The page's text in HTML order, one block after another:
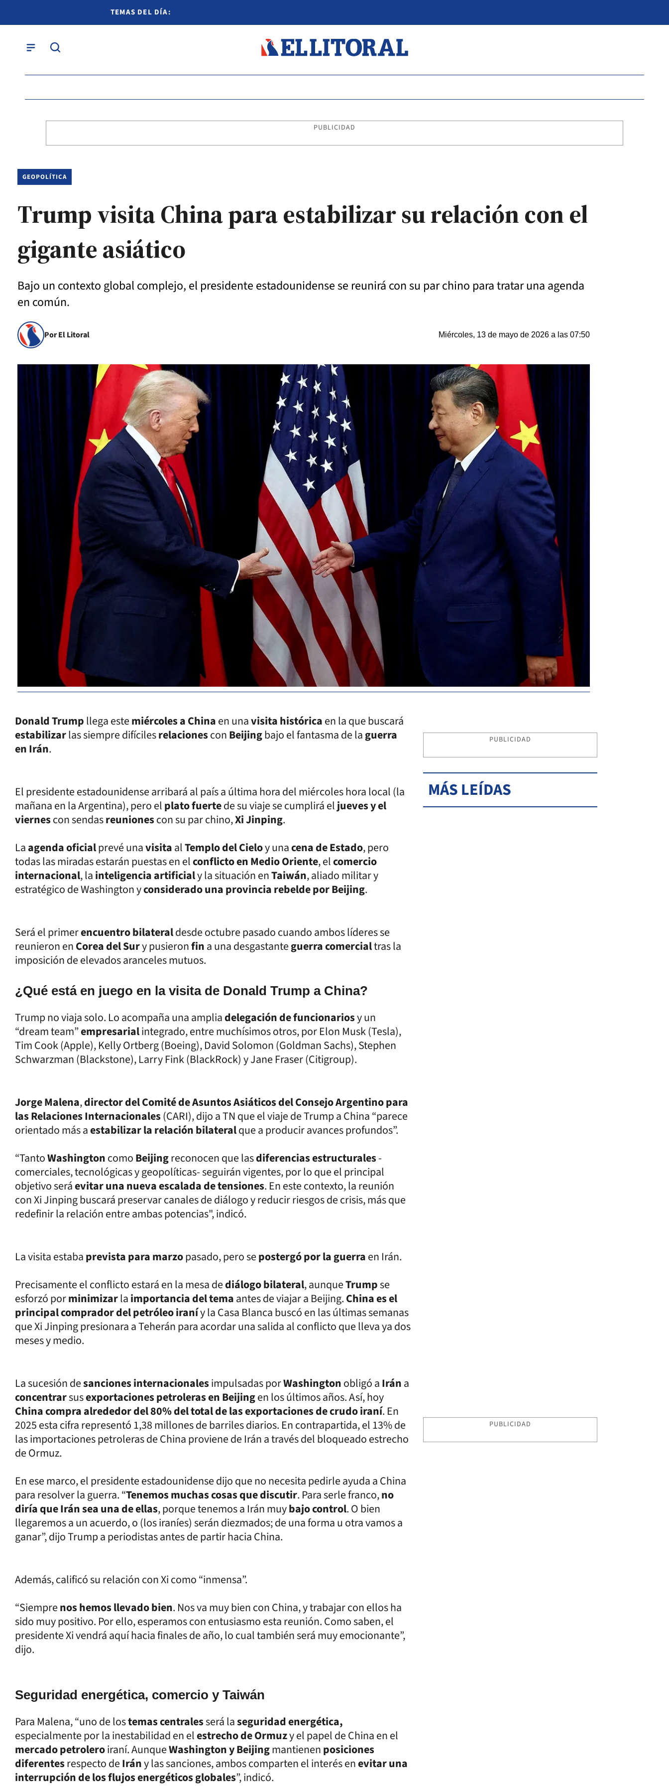
TEMAS DEL DÍA:
PUBLICIDAD
GEOPOLÍTICA
Trump visita China para estabilizar su relación con el
gigante asiático
Bajo un contexto global complejo, el presidente estadounidense se reunirá con su par chino para tratar una agenda
en común.
Por El Litoral Miércoles, 13 de mayo de 2026 a las 07:50
Donald Trumpllega estemiércoles a Chinaen unavisita históricaen la que buscará
estabilizarlas siempre difícilesrelacionesconBeijingbajo el fantasma de laguerra
en Irán.
El presidente estadounidense arribará al país a última hora del miércoles hora local (la
mañana en la Argentina), pero elplato fuertede su viaje se cumplirá eljueves y el
viernescon sendasreunionescon su par chino,Xi Jinping.
Laagenda oficialprevé unavisitaalTemplo del Cieloy unacena de Estado, pero
todas las miradas estarán puestas en elconflicto en Medio Oriente, elcomercio
internacional, lainteligencia artificialy la situación enTaiwán, aliado militar y
estratégico de Washington yconsiderado una provincia rebelde por Beijing.
Será el primerencuentro bilateraldesde octubre pasado cuando ambos líderes se
reunieron enCorea del Sury pusieronfina una desgastanteguerra comercialtras la
imposición de elevados aranceles mutuos.
¿Qué está en juego en la visita de Donald Trump a China?
Trump no viaja solo. Lo acompaña una ampliadelegación de funcionariosy un
“dream team”empresarialintegrado, entre muchísimos otros, por Elon Musk (Tesla),
Tim Cook (Apple), Kelly Ortberg (Boeing), David Solomon (Goldman Sachs), Stephen
Schwarzman (Blackstone), Larry Fink (BlackRock) y Jane Fraser (Citigroup).
Jorge Malena,director del Comité de Asuntos Asiáticos del Consejo Argentino para
las Relaciones Internacionales(CARI), dijo a TN que el viaje de Trump a China “parece
orientado más aestabilizar la relación bilateralque a producir avances profundos”.
“TantoWashingtoncomoBeijingreconocen que lasdiferencias estructurales-
comerciales, tecnológicas y geopolíticas- seguirán vigentes, por lo que el principal
objetivo seráevitar una nueva escalada de tensiones. En este contexto, la reunión
con Xi Jinping buscará preservar canales de diálogo y reducir riesgos de crisis, más que
redefinir la relación entre ambas potencias", indicó.
La visita estabaprevista para marzopasado, pero sepostergó por la guerraen Irán.
Precisamente el conflicto estará en la mesa dediálogo bilateral, aunqueTrumpse
esforzó porminimizarlaimportancia del temaantes de viajar a Beijing.China es el
principal comprador del petróleo iraníy la Casa Blanca buscó en las últimas semanas
que Xi Jinping presionara a Teherán para acordar una salida al conflicto que lleva ya dos
meses y medio.
La sucesión desanciones internacionalesimpulsadas porWashingtonobligó aIrána
concentrarsusexportaciones petroleras en Beijingen los últimos años. Así, hoy
China compra alrededor del 80% del total de las exportaciones de crudo iraní. En
2025 esta cifra representó 1,38 millones de barriles diarios. En contrapartida, el 13% de
las importaciones petroleras de China proviene de Irán a través del bloqueado estrecho
de Ormuz.
En ese marco, el presidente estadounidense dijo que no necesita pedirle ayuda a China
para resolver la guerra. “Tenemos muchas cosas que discutir. Para serle franco,no
diría que Irán sea una de ellas, porque tenemos a Irán muybajo control. O bien
llegaremos a un acuerdo, o (los iraníes) serán diezmados; de una forma u otra vamos a
ganar”, dijo Trump a periodistas antes de partir hacia China.
Además, calificó su relación con Xi como “inmensa”.
“Siemprenos hemos llevado bien. Nos va muy bien con China, y trabajar con ellos ha
sido muy positivo. Por ello, esperamos con entusiasmo esta reunión. Como saben, el
presidente Xi vendrá aquí hacia finales de año, lo cual también será muy emocionante”,
dijo.
Seguridad energética, comercio y Taiwán
Para Malena, “uno de lostemas centralesserá laseguridad energética,
especialmente por la inestabilidad en elestrecho de Ormuzy el papel de China en el
mercado petroleroiraní. AunqueWashington y Beijingmantienenposiciones
diferentesrespecto deIrány las sanciones, ambos comparten el interés enevitar una
interrupción de los flujos energéticos globales”, indicó.
PUBLICIDAD
MÁS LEÍDAS
PUBLICIDAD